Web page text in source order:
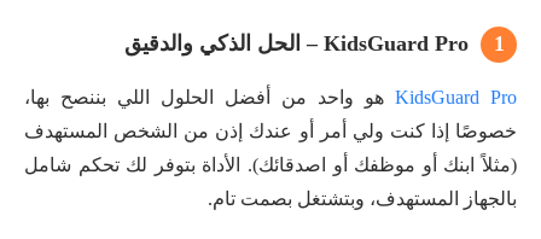
1 KidsGuard Pro – الحل الذكي والدقيق
KidsGuard Pro هو واحد من أفضل الحلول اللي بننصح بها،
خصوصًا إذا كنت ولي أمر أو عندك إذن من الشخص المستهدف
(مثلاً ابنك أو موظفك أو اصدقائك). الأداة بتوفر لك تحكم شامل
بالجهاز المستهدف، وبتشتغل بصمت تام.